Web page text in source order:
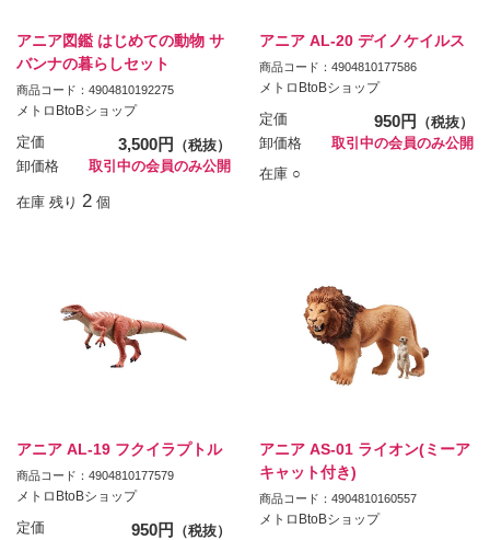
アニア図鑑 はじめての動物 サ
バンナの暮らしセット
商品コード：4904810192275
メトロBtoBショップ
定価 3,500円
（税抜）
卸価格
取引中の会員のみ公開
在庫 残り 2 個
アニア AL-20 デイノケイルス
商品コード：4904810177586
メトロBtoBショップ
定価 950円
（税抜）
卸価格
取引中の会員のみ公開
在庫 ○
アニア AL-19 フクイラプトル
商品コード：4904810177579
メトロBtoBショップ
定価 950円
（税抜）
アニア AS-01 ライオン(ミーア
キャット付き)
商品コード：4904810160557
メトロBtoBショップ